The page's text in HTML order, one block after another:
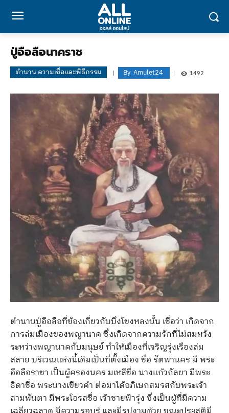
ปู่อือลือนาคราช
ตำนาน ความเชื่อและพิธีกรรม By Amulet24 1492
ตำนานปู่อือลือที่ข้องเกี่ยวกับบึงโขงหลงนั้น เชื่อว่า เกิดจาก
การล่มเมืองของพญานาค ซึ่งเกิดจากความรักที่ไม่สมหวัง
ระหว่างพญานาคกับมนุษย์ ทำให้เมืองที่เจริญรุ่งเรืองล่ม
สลาย บริเวณแห่งนี้เดิมเป็นที่ตั้งเมือง ชื่อ รัตพานคร มี พระ
อือลือราชา เป็นผู้ครองนคร มเหสีชื่อ นางแก้วกัลยา มีพระ
ธิดาชื่อ พระนางเขียวคำ ต่อมาได้อภิเษกสมรสกับพระเจ้า
สามพันตา มีพระโอรสชื่อ เจ้าชายฟ้ารุ่ง ซึ่งเป็นผู้ที่มีความ